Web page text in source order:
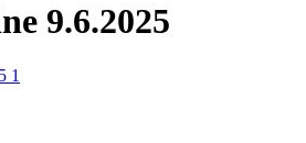
9.6.2025